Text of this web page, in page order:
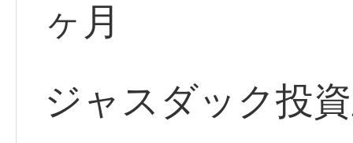
ヶ月
ジャスダック投